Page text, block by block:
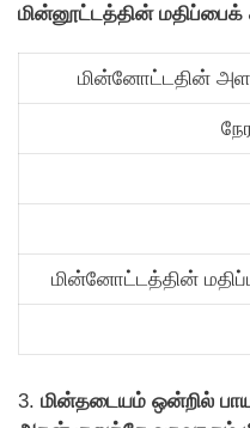
மின்னூட்டத்தின்
மின்னோட்டதின்
மின்னோட்டத்தின்
3. மின்தடையம் ஒன்றில்